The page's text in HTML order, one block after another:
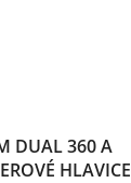
DUAL 360 A
HLAVICE